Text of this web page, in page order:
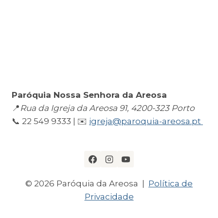
Paróquia Nossa Senhora da Areosa
📍 Rua da Igreja da Areosa 91, 4200-323 Porto
📞 22 549 9333 | ✉️ igreja@paroquia-areosa.pt
© 2026 Paróquia da Areosa | Política de
Privacidade